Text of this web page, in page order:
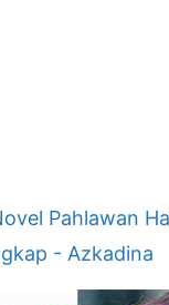
Pahlawan
- Azkadina